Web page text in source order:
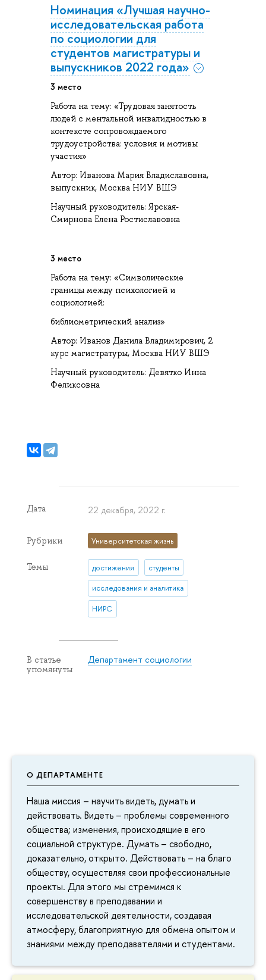
О ДЕПАРТАМЕНТЕ
Наша миссия – научить видеть, думать и
действовать. Видеть – проблемы современного
общества; изменения, происходящие в его
социальной структуре. Думать – свободно,
доказательно, открыто. Действовать – на благо
обществу, осуществляя свои профессиональные
проекты. Для этого мы стремимся к
совершенству в преподавании и
исследовательской деятельности, создавая
атмосферу, благоприятную для обмена опытом и
знаниями между преподавателями и студентами.
Номинация «Лучшая научно-
исследовательская работа
по социологии для
студентов магистратуры и
выпускников 2022 года»
3 место
Работа на тему: «Трудовая занятость
людей с ментальной инвалидностью в
контексте сопровождаемого
трудоустройства: условия и мотивы
участия»
Автор: Иванова Мария Владиславовна,
выпускник, Москва НИУ ВШЭ
Научный руководитель: Ярская-
Смирнова Елена Ростиславовна
3 место
Работа на тему: «Символические
границы между психологией и
социологией:
библиометрический анализ»
Автор: Иванов Данила Владимирович, 2
курс магистратуры, Москва НИУ ВШЭ
Научный руководитель: Девятко Инна
Феликсовна
Дата 22 декабря, 2022 г.
Рубрики Университетская жизнь
Темы достижения студенты
исследования и аналитика
НИРС
В статье
упомянуты
Департамент социологии